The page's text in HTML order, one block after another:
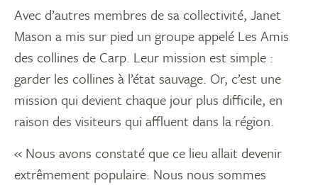
Avec d’autres membres de sa collectivité, Janet
Mason a mis sur pied un groupe appelé Les Amis
des collines de Carp. Leur mission est simple :
garder les collines à l’état sauvage. Or, c’est une
mission qui devient chaque jour plus difficile, en
raison des visiteurs qui affluent dans la région.
« Nous avons constaté que ce lieu allait devenir
extrêmement populaire. Nous nous sommes